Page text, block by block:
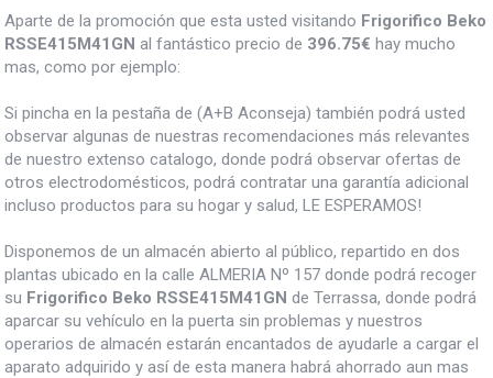
Aparte de la promoción que esta usted visitando Frigorifico Beko
RSSE415M41GN al fantástico precio de 396.75€ hay mucho
mas, como por ejemplo:
Si pincha en la pestaña de (A+B Aconseja) también podrá usted
observar algunas de nuestras recomendaciones más relevantes
de nuestro extenso catalogo, donde podrá observar ofertas de
otros electrodomésticos, podrá contratar una garantía adicional
incluso productos para su hogar y salud, LE ESPERAMOS!
Disponemos de un almacén abierto al público, repartido en dos
plantas ubicado en la calle ALMERIA Nº 157 donde podrá recoger
su Frigorifico Beko RSSE415M41GN de Terrassa, donde podrá
aparcar su vehículo en la puerta sin problemas y nuestros
operarios de almacén estarán encantados de ayudarle a cargar el
aparato adquirido y así de esta manera habrá ahorrado aun mas